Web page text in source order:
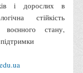
і дорослих в
стійкість
стану,